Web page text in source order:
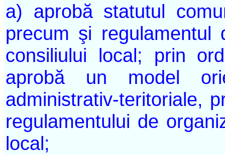
a) aprobă statutul
precum şi regulamentul
consiliului local; prin
aprobă un model
administrativ-teritoriale,
regulamentului de
local;